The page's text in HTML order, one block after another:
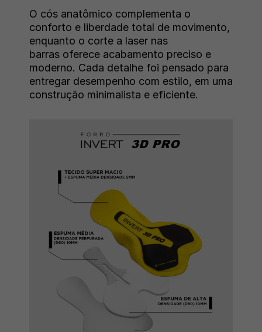
O cós anatômico complementa o
conforto e liberdade total de movimento,
enquanto o corte a laser nas
barras oferece acabamento preciso e
moderno. Cada detalhe foi pensado para
entregar desempenho com estilo, em uma
construção minimalista e eficiente.